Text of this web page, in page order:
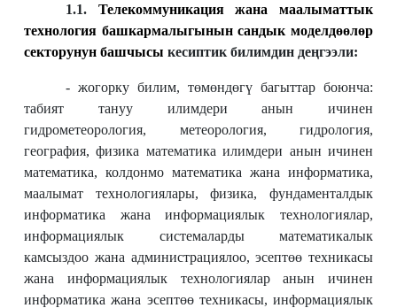
1.1. Телекоммуникация жана маалыматтык
технология башкармалыгынын сандык моделдөөлөр
секторунун башчысы кесиптик билимдин деңгээли:
- жогорку билим, төмөндөгү багыттар боюнча:
табият тануу илимдери анын ичинен
гидрометеорология, метеорология, гидрология,
география, физика математика илимдери анын ичинен
математика, колдонмо математика жана информатика,
маалымат технологиялары, физика, фундаменталдык
информатика жана информациялык технологиялар,
информациялык системаларды математикалык
камсыздоо жана администрациялоо, эсептөө техникасы
жана информациялык технологиялар анын ичинен
информатика жана эсептөө техникасы, информациялык